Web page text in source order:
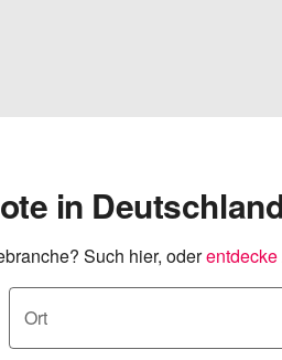
in
Such hier, oder
Ort